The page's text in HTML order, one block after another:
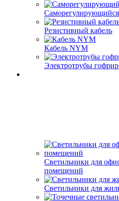
Саморегулирующийся
Резистивный кабель
Кабель NYM
Электротрубы
Светильники для
помещений
Светильники для